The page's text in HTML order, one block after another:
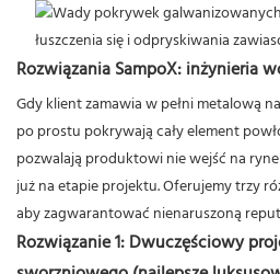
Rozwiązania SampoX: inżynieria
Gdy klient zamawia w pełni metalową
po prostu pokrywają cały element
pozwalają produktowi nie wejść na
już na etapie projektu. Oferujemy trzy
aby zagwarantować nienaruszoną
Rozwiązanie 1: Dwuczęściowy